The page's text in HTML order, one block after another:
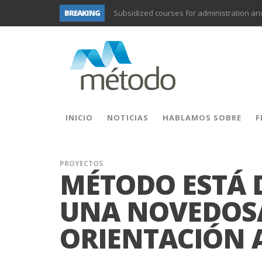
BREAKING
Subsidized courses for administration
UNIFORS2020- Second training activity
PROYECTO DITRAMA- THIRD MEETING OF
Subsidized training for workers in the
Subsidized training for workers and self-
INICIO NOTICIAS HABLAMOS SOBRE
PROYECTOS
MÉTODO ESTÁ
UNA
ORIENTACIÓN